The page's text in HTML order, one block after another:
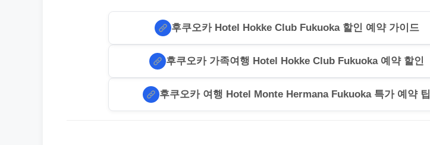
후쿠오카 Hotel Hokke Club Fukuoka 할인 예약 가이드
후쿠오카 가족여행 Hotel Hokke Club Fukuoka 예약 할인
후쿠오카 여행 Hotel Monte Hermana Fukuoka 특가 예약 팁